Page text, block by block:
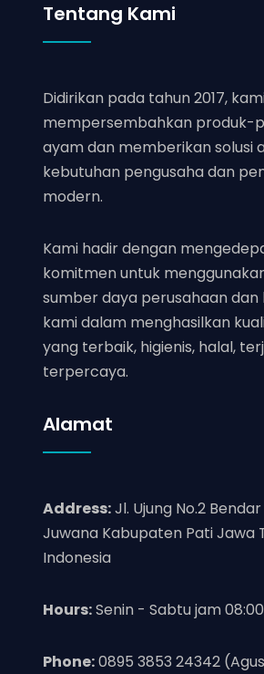
Tentang Kami
Didirikan pada tahun 2017,
mempersembahkan produk-
ayam dan memberikan solusi
kebutuhan pengusaha dan
modern.
Kami hadir dengan
komitmen untuk
sumber daya perusahaan
kami dalam menghasilkan
yang terbaik, higienis, halal,
terpercaya.
Alamat
Address:Jl. Ujung No.2
Juwana Kabupaten Pati Jawa
Indonesia
Hours:Senin - Sabtu jam
Phone:0895 3853 24342